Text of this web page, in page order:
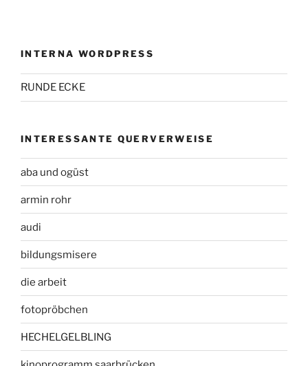
INTERNA WORDPRESS
RUNDE ECKE
INTERESSANTE QUERVERWEISE
aba und ogüst
armin rohr
audi
bildungsmisere
die arbeit
fotopröbchen
HECHELGELBLING